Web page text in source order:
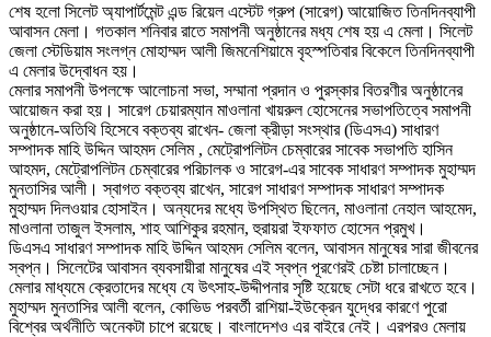
শেষ হলো সিলেট অ্যাপার্টমেন্ট এন্ড রিয়েল এস্টেট গ্রুপ (সারেগ) আয়োজিত তিনদিনব্যাপী
আবাসন মেলা। গতকাল শনিবার রাতে সমাপনী অনুষ্ঠানের মধ্য শেষ হয় এ মেলা। সিলেট
জেলা স্টেডিয়াম সংলগ্ন মোহাম্মদ আলী জিমনেশিয়ামে বৃহস্পতিবার বিকেলে তিনদিনব্যাপী
এ মেলার উদ্বোধন হয়।
মেলার সমাপনী উপলক্ষে আলোচনা সভা, সম্মানা প্রদান ও পুরস্কার বিতরণীর অনুষ্ঠানের
আয়োজন করা হয়। সারেগ চেয়ারম্যান মাওলানা খায়রুল হোসেনের সভাপতিত্বে সমাপনী
অনুষ্ঠানে-অতিথি হিসেবে বক্তব্য রাখেন- জেলা ক্রীড়া সংস্থার (ডিএসএ) সাধারণ
সম্পাদক মাহি উদ্দিন আহমদ সেলিম , মেট্রোপলিটন চেম্বারের সাবেক সভাপতি হাসিন
আহমদ, মেট্রোপলিটন চেম্বারের পরিচালক ও সারেগ-এর সাবেক সাধারণ সম্পাদক মুহাম্মদ
মুনতাসির আলী। স্বাগত বক্তব্য রাখেন, সারেগ সাধারণ সম্পাদক সাধারণ সম্পাদক
মুহাম্মদ দিলওয়ার হোসাইন। অন্যদের মধ্যে উপস্থিত ছিলেন, মাওলানা নেহাল আহমেদ,
মাওলানা তাজুল ইসলাম, শাহ আশিকুর রহমান, হুরায়রা ইফফাত হোসেন প্রমুখ।
ডিএসএ সাধারণ সম্পাদক মাহি উদ্দিন আহমদ সেলিম বলেন, আবাসন মানুষের সারা জীবনের
স্বপ্ন। সিলেটের আবাসন ব্যবসায়ীরা মানুষের এই স্বপ্ন পূরণেরই চেষ্টা চালাচ্ছেন।
মেলার মাধ্যমে ক্রেতাদের মধ্যে যে উৎসাহ-উদ্দীপনার সৃষ্টি হয়েছে সেটা ধরে রাখতে হবে।
মুহাম্মদ মুনতাসির আলী বলেন, কোভিড পরবর্তী রাশিয়া-ইউক্রেন যুদ্ধের কারণে পুরো
বিশ্বের অর্থনীতি অনেকটা চাপে রয়েছে। বাংলাদেশও এর বাইরে নেই। এরপরও মেলায়